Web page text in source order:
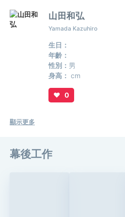
山田和弘
Yamada Kazuhiro
生日：
年齡：
性別： 男
身高： cm
♥ 0
顯示更多
幕後工作